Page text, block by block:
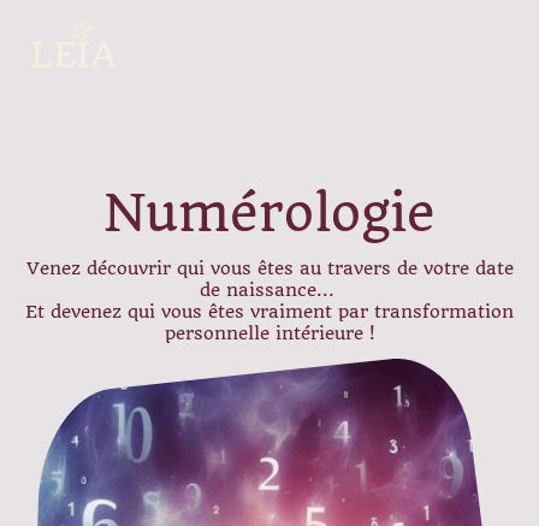
Numérologie
Venez découvrir qui vous êtes au travers de votre date
de naissance...
Et devenez qui vous êtes vraiment par transformation
personnelle intérieure !